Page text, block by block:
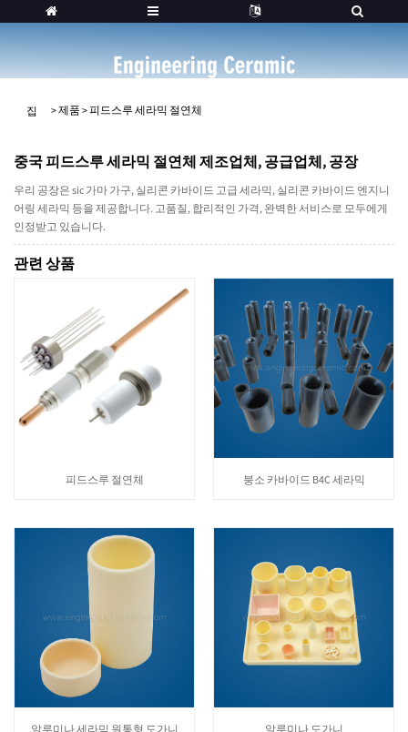
집 >제품 >피드스루 세라믹 절연체
중국 피드스루 세라믹 절연체 제조업체, 공급업체, 공장
우리 공장은 sic 가마 가구, 실리콘 카바이드 고급 세라믹, 실리콘 카바이드 엔지니
어링 세라믹 등을 제공합니다. 고품질, 합리적인 가격, 완벽한 서비스로 모두에게
인정받고 있습니다.
관련 상품
피드스루 절연체 붕소 카바이드 B4C 세라믹
알루미나 세라믹 원통형 도가니 알루미나 도가니